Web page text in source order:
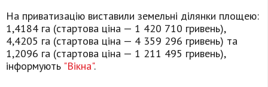
На приватизацію виставили земельні ділянки площею:
1,4184 га (стартова ціна — 1 420 710 гривень),
4,4205 га (стартова ціна — 4 359 296 гривень) та
1,2096 га (стартова ціна — 1 211 495 гривень),
інформують "Вікна".